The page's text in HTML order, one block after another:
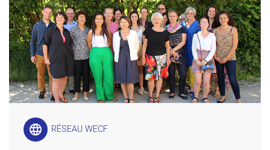
language RÉSEAU WECF